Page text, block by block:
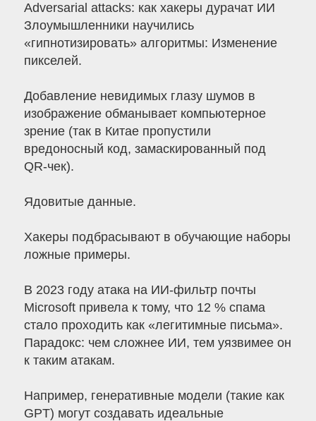
Adversarial attacks: как хакеры дурачат ИИ
Злоумышленники научились
«гипнотизировать» алгоритмы: Изменение
пикселей.
Добавление невидимых глазу шумов в
изображение обманывает компьютерное
зрение (так в Китае пропустили
вредоносный код, замаскированный под
QR-чек).
Ядовитые данные.
Хакеры подбрасывают в обучающие наборы
ложные примеры.
В 2023 году атака на ИИ-фильтр почты
Microsoft привела к тому, что 12 % спама
стало проходить как «легитимные письма».
Парадокс: чем сложнее ИИ, тем уязвимее он
к таким атакам.
Например, генеративные модели (такие как
GPT) могут создавать идеальные